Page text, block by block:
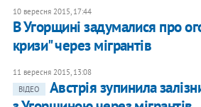
10 вересня 2015, 17:44
В Угорщині задумалися про
кризи" через мігрантів
11 вересня 2015, 13:08
ВІДЕО
Австрія зупинила